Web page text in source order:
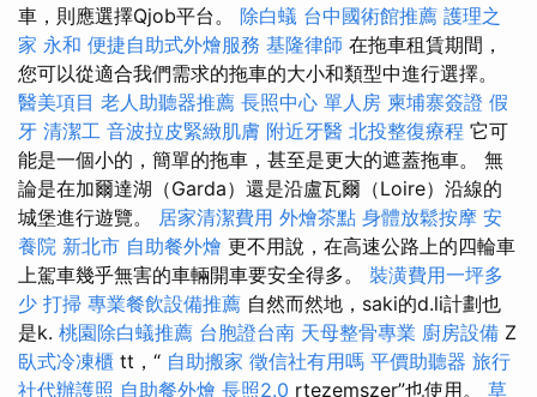
車，則應選擇Qjob平台。 除白蟻 台中國術館推薦 護理之
家 永和 便捷自助式外燴服務 基隆律師 在拖車租賃期間，
您可以從適合我們需求的拖車的大小和類型中進行選擇。
醫美項目 老人助聽器推薦 長照中心 單人房 柬埔寨簽證 假
牙 清潔工 音波拉皮緊緻肌膚 附近牙醫 北投整復療程 它可
能是一個小的，簡單的拖車，甚至是更大的遮蓋拖車。 無
論是在加爾達湖（Garda）還是沿盧瓦爾（Loire）沿線的
城堡進行遊覽。 居家清潔費用 外燴茶點 身體放鬆按摩 安
養院 新北市 自助餐外燴 更不用說，在高速公路上的四輪車
上駕車幾乎無害的車輛開車要安全得多。 裝潢費用一坪多
少 打掃 專業餐飲設備推薦 自然而然地，saki的d.li計劃也
是k. 桃園除白蟻推薦 台胞證台南 天母整骨專業 廚房設備 Z
臥式冷凍櫃 tt，“ 自助搬家 徵信社有用嗎 平價助聽器 旅行
社代辦護照 自助餐外燴 長照2.0 rtezemszer”也使用。 草